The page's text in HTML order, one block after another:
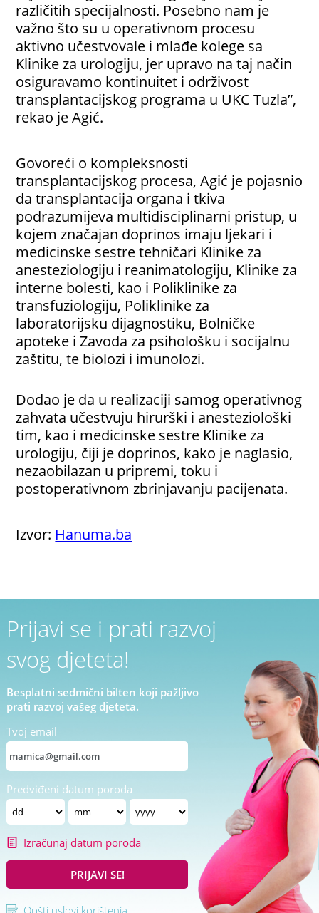
različitih specijalnosti. Posebno nam je
važno što su u operativnom procesu
aktivno učestvovale i mlađe kolege sa
Klinike za urologiju, jer upravo na taj način
osiguravamo kontinuitet i održivost
transplantacijskog programa u UKC Tuzla”,
rekao je Agić.
Govoreći o kompleksnosti
transplantacijskog procesa, Agić je pojasnio
da transplantacija organa i tkiva
podrazumijeva multidisciplinarni pristup, u
kojem značajan doprinos imaju ljekari i
medicinske sestre tehničari Klinike za
anesteziologiju i reanimatologiju, Klinike za
interne bolesti, kao i Poliklinike za
transfuziologiju, Poliklinike za
laboratorijsku dijagnostiku, Bolničke
apoteke i Zavoda za psihološku i socijalnu
zaštitu, te biolozi i imunolozi.
Dodao je da u realizaciji samog operativnog
zahvata učestvuju hirurški i anesteziološki
tim, kao i medicinske sestre Klinike za
urologiju, čiji je doprinos, kako je naglasio,
nezaobilazan u pripremi, toku i
postoperativnom zbrinjavanju pacijenata.
Izvor: Hanuma.ba
Prijavi se i prati razvoj
svog djeteta!
Besplatni sedmični bilten koji pažljivo
prati razvoj vašeg djeteta.
Tvoj email
Predviđeni datum poroda
Izračunaj datum poroda
PRIJAVI SE!